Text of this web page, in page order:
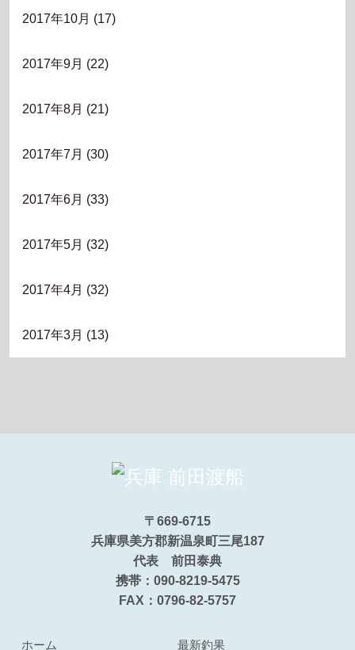
2017年10月 (17)
2017年9月 (22)
2017年8月 (21)
2017年7月 (30)
2017年6月 (33)
2017年5月 (32)
2017年4月 (32)
2017年3月 (13)
〒669-6715
兵庫県美方郡新温泉町三尾187
代表 前田泰典
携帯：090-8219-5475
FAX：0796-82-5757
ホーム 最新釣果